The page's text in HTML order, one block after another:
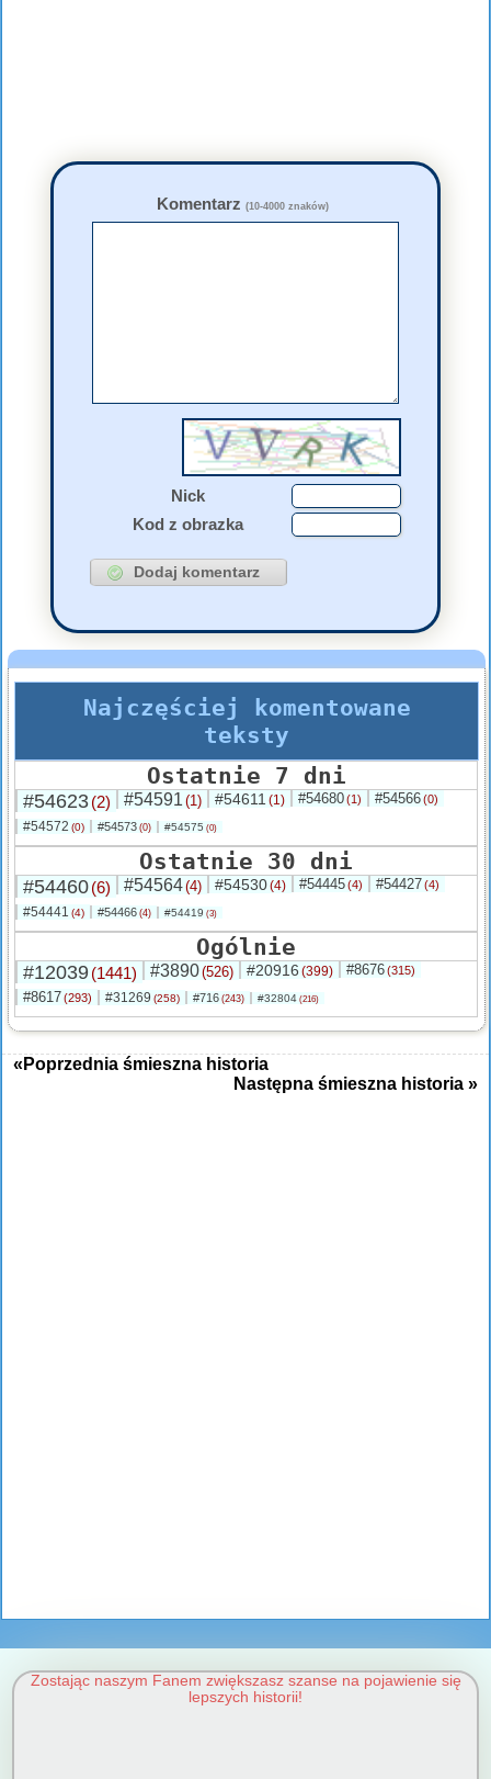
Komentarz (10-4000 znaków)
Nick
Kod z obrazka
Najczęściej komentowane
teksty
Ostatnie 7 dni
#54623(2) #54591 (1) #54611 (1) #54680(1) #54566(0)
#54572 (0) #54573 (0) #54575 (0)
Ostatnie 30 dni
#54460(6) #54564(4) #54530(4) #54445(4) #54427(4)
#54441 (4) #54466 (4) #54419 (3)
Ogólnie
#12039(1441) #3890(526) #20916 (399) #8676(315)
#8617(293) #31269 (258) #716 (243) #32804 (216)
«Poprzednia śmieszna historia
Następna śmieszna historia »
Zostając naszym Fanem zwiększasz szanse na pojawienie się
lepszych historii!